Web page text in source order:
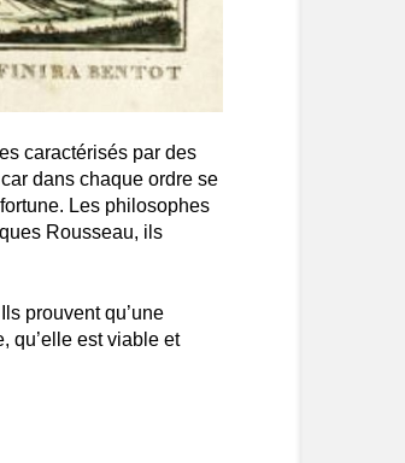
caractérisés par des
dans chaque ordre se
Les philosophes
Rousseau, ils
prouvent qu’une
qu’elle est viable et